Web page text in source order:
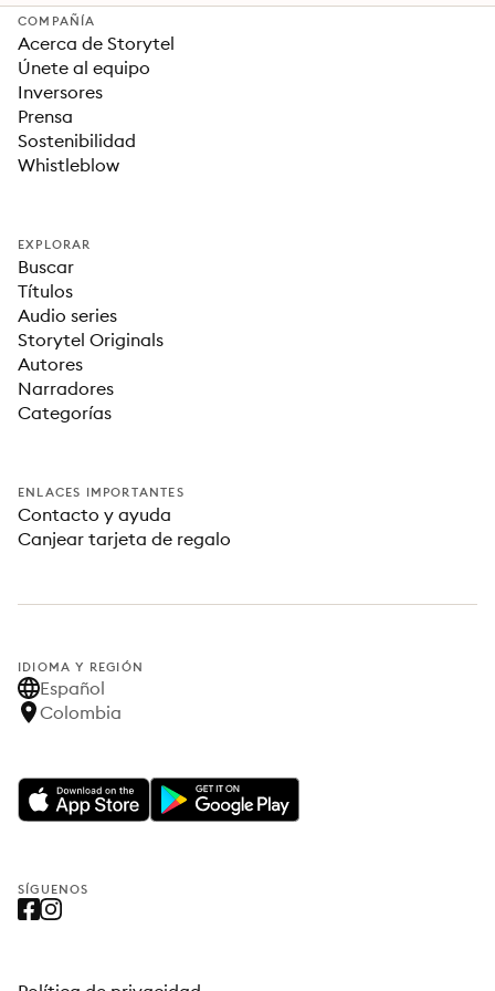
COMPAÑÍA
Acerca de Storytel
Únete al equipo
Inversores
Prensa
Sostenibilidad
Whistleblow
EXPLORAR
Buscar
Títulos
Audio series
Storytel Originals
Autores
Narradores
Categorías
ENLACES IMPORTANTES
Contacto y ayuda
Canjear tarjeta de regalo
IDIOMA Y REGIÓN
Español
Colombia
SÍGUENOS